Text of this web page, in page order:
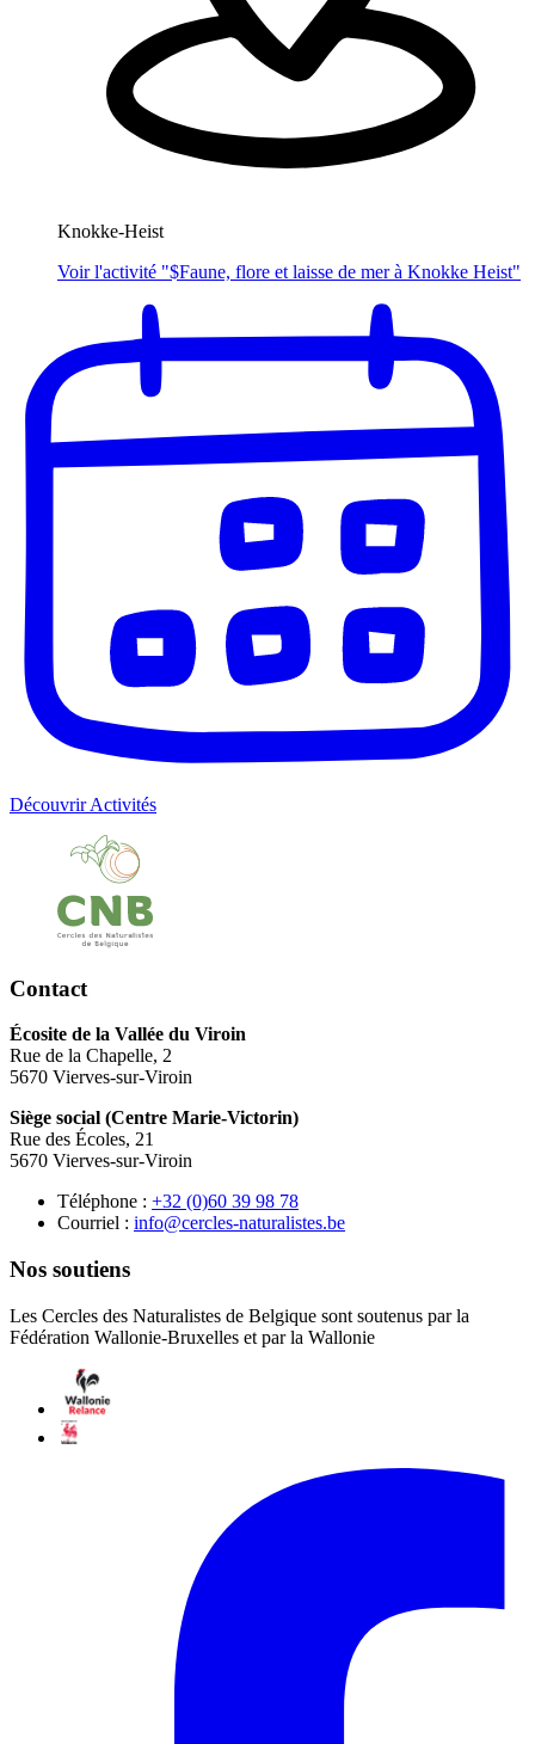
Knokke-Heist
Voir l'activité "$Faune, flore et laisse de mer à Knokke Heist"
Découvrir Activités
Contact
Écosite de la Vallée du Viroin
Rue de la Chapelle, 2
5670 Vierves-sur-Viroin
Siège social (Centre Marie-Victorin)
Rue des Écoles, 21
5670 Vierves-sur-Viroin
Téléphone : 87 89 93 06(0) 23+
Courriel : eb.setsilarutan-selcrec@ofni
Nos soutiens
Les Cercles des Naturalistes de Belgique sont soutenus par la
Fédération Wallonie-Bruxelles et par la Wallonie